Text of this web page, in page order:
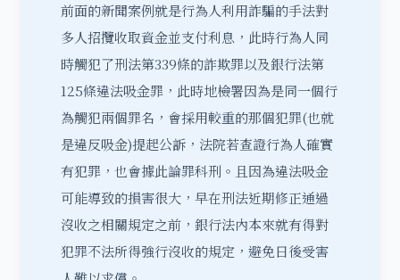
前面的新聞案例就是行為人利用詐騙的手法對
多人招攬收取資金並支付利息，此時行為人同
時觸犯了刑法第339條的詐欺罪以及銀行法第
125條違法吸金罪，此時地檢署因為是同一個行
為觸犯兩個罪名，會採用較重的那個犯罪(也就
是違反吸金)提起公訴，法院若查證行為人確實
有犯罪，也會據此論罪科刑。且因為違法吸金
可能導致的損害很大，早在刑法近期修正通過
沒收之相關規定之前，銀行法內本來就有得對
犯罪不法所得強行沒收的規定，避免日後受害